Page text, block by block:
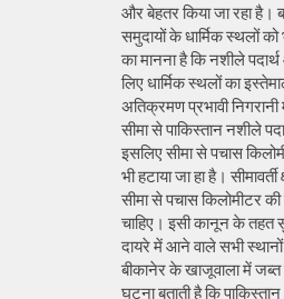
और बेहतर किया जा रहा है।
समुदायों के धार्मिक स्थलों को
का मानना है कि नशीले
लिए धार्मिक स्थलों का
अतिक्रमण प्रभावी
सीमा से पाकिस्तान नशीले
इसलिए सीमा से पचास
भी हटाया जा हा है।
सीमा से पचास किलोमीटर की
चाहिए। इसी कानून के तहत
दायरे में आने वाले सभी
बीकानेर के खाजूवाला में जब्त
घटना बताती है कि